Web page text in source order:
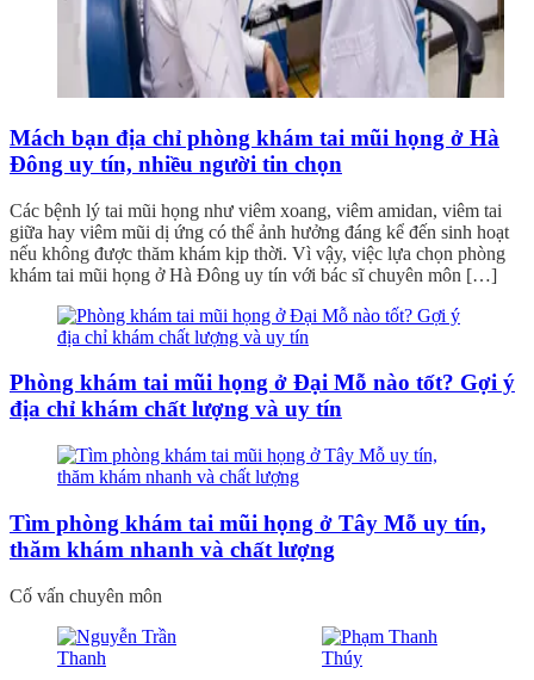
Mách bạn địa chỉ phòng khám tai mũi họng ở Hà
Đông uy tín, nhiều người tin chọn
Các bệnh lý tai mũi họng như viêm xoang, viêm amidan, viêm tai
giữa hay viêm mũi dị ứng có thể ảnh hưởng đáng kể đến sinh hoạt
nếu không được thăm khám kịp thời. Vì vậy, việc lựa chọn phòng
khám tai mũi họng ở Hà Đông uy tín với bác sĩ chuyên môn […]
Phòng khám tai mũi họng ở Đại Mỗ nào tốt? Gợi ý
địa chỉ khám chất lượng và uy tín
Tìm phòng khám tai mũi họng ở Tây Mỗ uy tín,
thăm khám nhanh và chất lượng
Cố vấn chuyên môn